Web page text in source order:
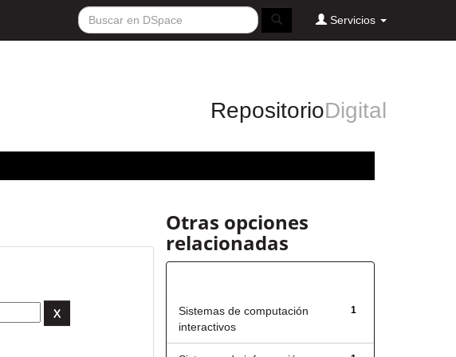
Servicios
RepositorioDigital
Otras opciones
relacionadas
1
Sistemas de computación
interactivos